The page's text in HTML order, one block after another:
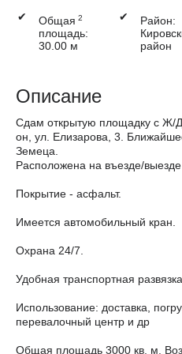
✔
Общая
площадь:
30.00 м
2 ✔
Район:
район
Описание
Сдам открытую площадку с Ж/
он, ул. Елизарова, 3.
Земеца.
Расположена на въезде/выезде
Покрытие - асфальт.
Имеется автомобильный кран.
Охрана 24/7.
Удобная транспортная
Использование: доставка,
перевалочный центр и др
Общая площадь 3000 кв. м.